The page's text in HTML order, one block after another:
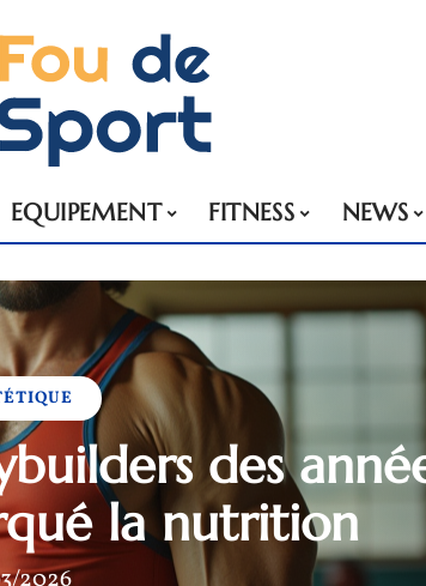
EQUIPEMENT FITNESS NEWS
des
la nutrition